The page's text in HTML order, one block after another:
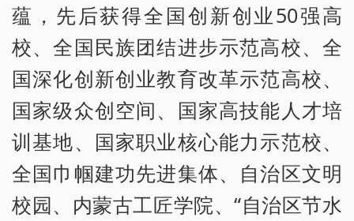
蕴，先后获得全国创新创业50强高
校、全国民族团结进步示范高校、全
国深化创新创业教育改革示范高校、
国家级众创空间、国家高技能人才培
训基地、国家职业核心能力示范校、
全国巾帼建功先进集体、自治区文明
校园、内蒙古工匠学院、“自治区节水